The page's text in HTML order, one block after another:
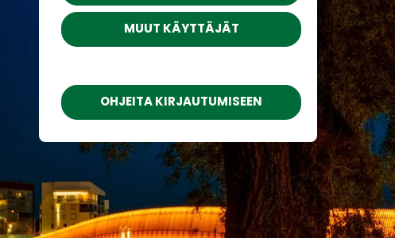
MUUT KÄYTTÄJÄT
OHJEITA KIRJAUTUMISEEN